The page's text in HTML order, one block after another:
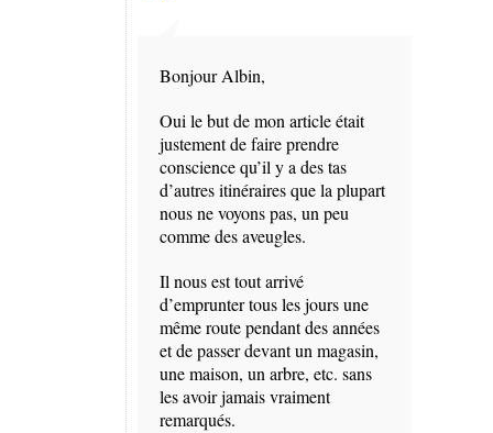
Bonjour Albin,
Oui le but de mon article était
justement de faire prendre
conscience qu’il y a des tas
d’autres itinéraires que la plupart
nous ne voyons pas, un peu
comme des aveugles.
Il nous est tout arrivé
d’emprunter tous les jours une
même route pendant des années
et de passer devant un magasin,
une maison, un arbre, etc. sans
les avoir jamais vraiment
remarqués.